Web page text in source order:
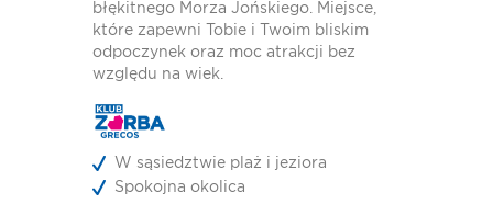
błękitnego Morza Jońskiego. Miejsce,
które zapewni Tobie i Twoim bliskim
odpoczynek oraz moc atrakcji bez
względu na wiek.
W sąsiedztwie plaż i jeziora
Spokojna okolica